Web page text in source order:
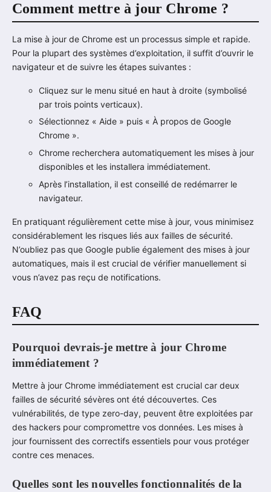
Comment mettre à jour Chrome ?
La mise à jour de Chrome est un processus simple et rapide.
Pour la plupart des systèmes d’exploitation, il suffit d’ouvrir le
navigateur et de suivre les étapes suivantes :
Cliquez sur le menu situé en haut à droite (symbolisé
par trois points verticaux).
Sélectionnez « Aide » puis « À propos de Google
Chrome ».
Chrome recherchera automatiquement les mises à jour
disponibles et les installera immédiatement.
Après l’installation, il est conseillé de redémarrer le
navigateur.
En pratiquant régulièrement cette mise à jour, vous minimisez
considérablement les risques liés aux failles de sécurité.
N’oubliez pas que Google publie également des mises à jour
automatiques, mais il est crucial de vérifier manuellement si
vous n’avez pas reçu de notifications.
FAQ
Pourquoi devrais-je mettre à jour Chrome
immédiatement ?
Mettre à jour Chrome immédiatement est crucial car deux
failles de sécurité sévères ont été découvertes. Ces
vulnérabilités, de type zero-day, peuvent être exploitées par
des hackers pour compromettre vos données. Les mises à
jour fournissent des correctifs essentiels pour vous protéger
contre ces menaces.
Quelles sont les nouvelles fonctionnalités de la